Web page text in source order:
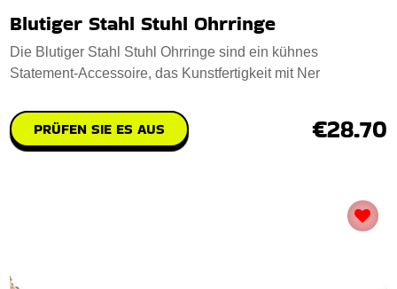
Blutiger Stahl Stuhl Ohrringe
Die Blutiger Stahl Stuhl Ohrringe sind ein kühnes
Statement-Accessoire, das Kunstfertigkeit mit Ner
PRÜFEN SIE ES AUS €28.70